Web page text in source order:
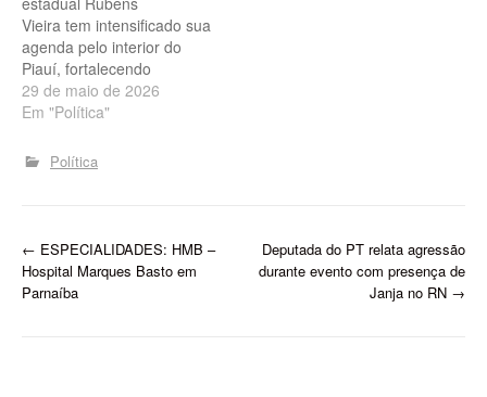
Vieira tem intensificado sua
agenda pelo interior do
Piauí, fortalecendo
alianças políticas,
ampliando sua base de
ações voltadas ao
participou de encontros
com lideranças regionais e
de agendas institucionais
29 de maio de 2026
Em "Política"
Política
P
o
← ESPECIALIDADES: HMB –
Hospital Marques Basto em
Parnaíba
Deputada do PT relata agressão
durante evento com presença de
Janja no RN →